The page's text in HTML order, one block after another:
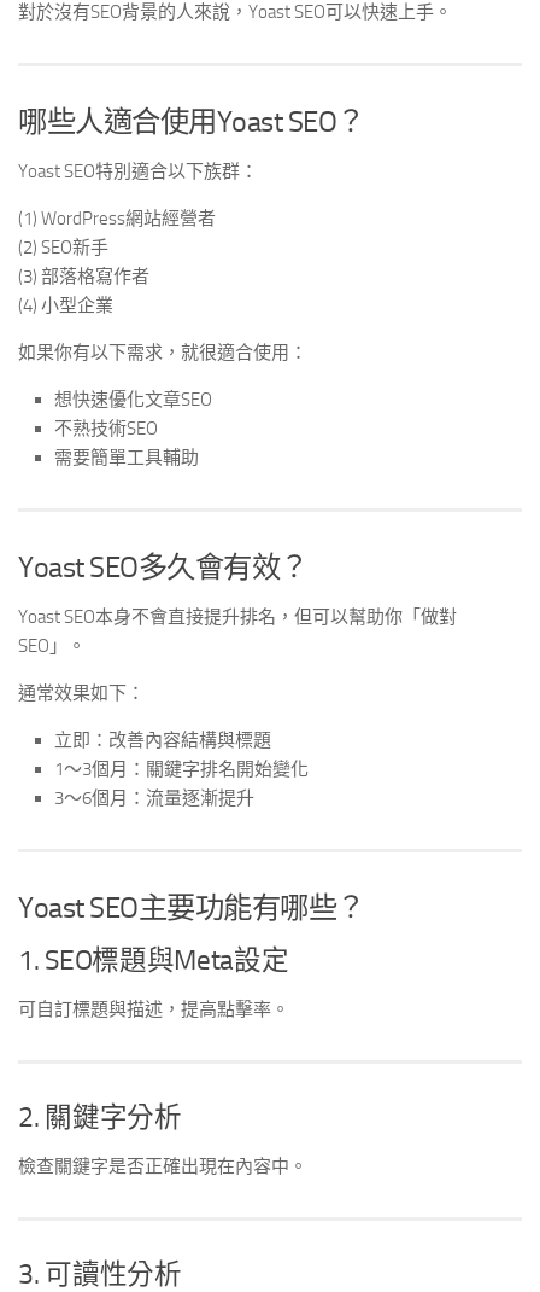
對於沒有SEO背景的人來說，Yoast SEO可以快速上手。
哪些人適合使用Yoast SEO？
Yoast SEO特別適合以下族群：
(1) WordPress網站經營者
(2) SEO新手
(3) 部落格寫作者
(4) 小型企業
如果你有以下需求，就很適合使用：
想快速優化文章SEO
不熟技術SEO
需要簡單工具輔助
Yoast SEO多久會有效？
Yoast SEO本身不會直接提升排名，但可以幫助你「做對
SEO」。
通常效果如下：
立即：改善內容結構與標題
1～3個月：關鍵字排名開始變化
3～6個月：流量逐漸提升
Yoast SEO主要功能有哪些？
1. SEO標題與Meta設定
可自訂標題與描述，提高點擊率。
2. 關鍵字分析
檢查關鍵字是否正確出現在內容中。
3. 可讀性分析